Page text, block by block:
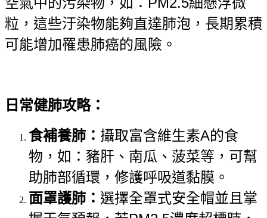
粒，這些汙染物能夠直達肺泡，長期累積
可能增加罹患肺癌的風險。
日常健肺攻略：
食補養肺： 攝取富含維生素A的食
物，如：豬肝、南瓜、菠菜等，可幫
助肺部循環，修護呼吸道黏膜。
面罩護肺： 選擇全罩式安全帽並且掌